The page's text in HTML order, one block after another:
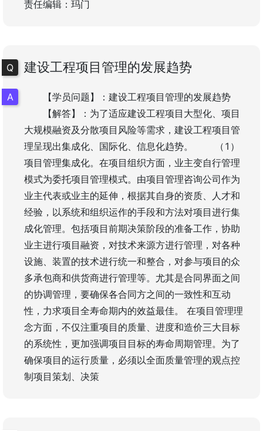
责任编辑：玛门
建设工程项目管理的发展趋势
【学员问题】：建设工程项目管理的发展趋势
【解答】：为了适应建设工程项目大型化、项目
大规模融资及分散项目风险等需求，建设工程项目管
理呈现出集成化、国际化、信息化趋势。 （1）
项目管理集成化。在项目组织方面，业主变自行管理
模式为委托项目管理模式。由项目管理咨询公司作为
业主代表或业主的延伸，根据其自身的资质、人才和
经验，以系统和组织运作的手段和方法对项目进行集
成化管理。包括项目前期决策阶段的准备工作，协助
业主进行项目融资，对技术来源方进行管理，对各种
设施、装置的技术进行统一和整合，对参与项目的众
多承包商和供货商进行管理等。尤其是合同界面之间
的协调管理，要确保各合同方之间的一致性和互动
性，力求项目全寿命期内的效益最佳。 在项目管理理
念方面，不仅注重项目的质量、进度和造价三大目标
的系统性，更加强调项目目标的寿命周期管理。为了
确保项目的运行质量，必须以全面质量管理的观点控
制项目策划、决策